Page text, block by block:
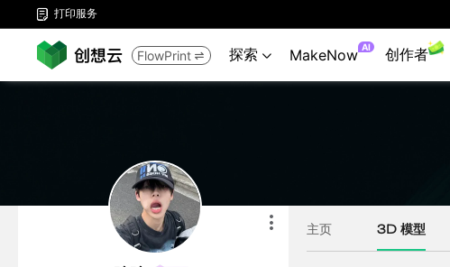
 打印服务
FlowPrint  探索  MakeNow AI 创作者